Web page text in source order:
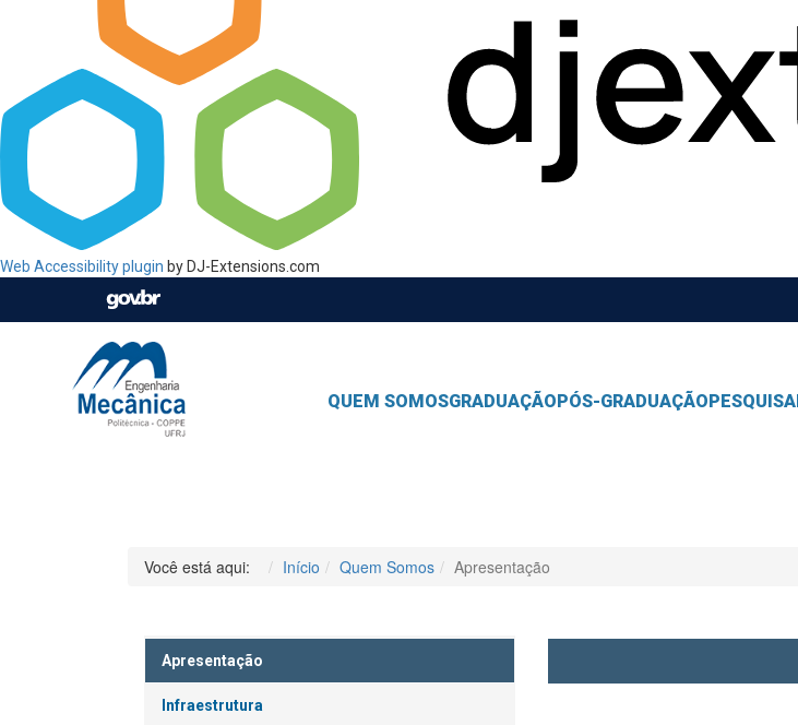
Web Accessibility plugin by DJ-Extensions.com
QUEM SOMOSGRADUAÇÃO PÓS-GRADUAÇÃO PESQUISA
Você está aqui: Início Quem Somos Apresentação
Apresentação
Infraestrutura